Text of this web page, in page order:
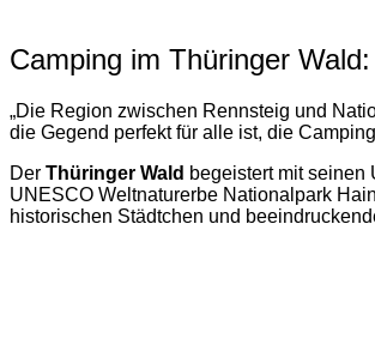
Camping im Thüringer
„Die Region zwischen Rennsteig und
die Gegend perfekt für alle ist, die
Der Thüringer Wald begeistert mit
UNESCO Weltnaturerbe Nationalpark
historischen Städtchen und